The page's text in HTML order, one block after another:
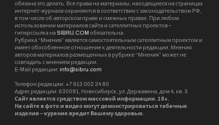
обязана это делать. Все права на материалы, находящиеся на страницах
интернет-журнала охраняются в соответствии с законодательством РФ,
в том числе об авторском праве и смежных правах. При любом
использовании материалов сайта и сателлитных проектов –
гиперссылка на SIBRU.COM обязательна.
Рубрика “Мнения” является самостоятельным сателлитным проектом и
имеет обособленное отношение к деятельности редакции. Мнения
авторов материалов размещенных в рубрике “Мнения” может не
совпадать с мнением редакции.
E-Mail редакции: info@sibru.com
Телефон редакции: +7 913 002 24 80
Адрес редакции: 630091, Новосибирск, ул. Державина, дом 4, кв. 3
Сайт является средством массовой информации. 18+.
На сайте в фото и видео могут демонстрироваться табачные
изделия – курение вредит Вашему здоровью.